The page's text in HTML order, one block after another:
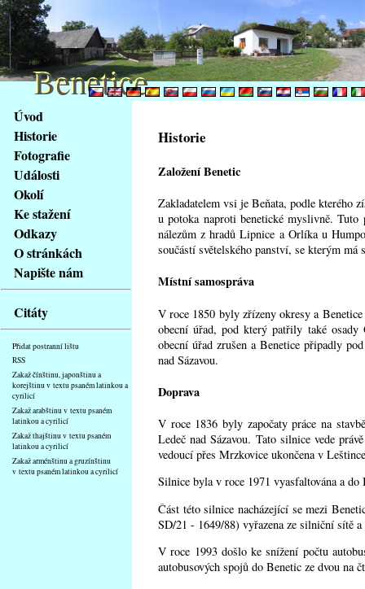
obsah
stránky
Klávesové
zkratky
tomto
webu
základní
Hlavní
strana
Úvod
Historie
Fotografie
Události
Okolí
Ke stažení
Odkazy
O stránkách
Napište nám
Citáty
Přidat postranní lištu
RSS
Zakaž čínštinu, japonštinu a
korejštinu v textu psaném latinkou a
cyrilicí
Zakaž arabštinu v textu psaném
latinkou a cyrilicí
Zakaž thajštinu v textu psaném
latinkou a cyrilicí
Zakaž arménštinu a gruzínštinu
v textu psaném latinkou a cyrilicí
Historie
Založení Benetic
Zakladatelem vsi je Beňata, podle kterého
u potoka naproti benetické myslivně.
nálezům z hradů Lipnice a Orlíka u
součástí světelského panství, se kterým má
Místní samospráva
V roce 1850 byly zřízeny okresy a
obecní úřad, pod který patřily také osady
obecní úřad zrušen a Benetice připadly
nad Sázavou.
Doprava
V roce 1836 byly započaty práce na
Ledeč nad Sázavou. Tato silnice vede
vedoucí přes Mrzkovice ukončena v
Silnice byla v roce 1971 vyasfaltována a do
Část této silnice nacházející se mezi
SD/21 - 1649/88) vyřazena ze silniční sítě a
V roce 1993 došlo ke snížení počtu
autobusových spojů do Benetic ze dvou na
Benetice
Benetice